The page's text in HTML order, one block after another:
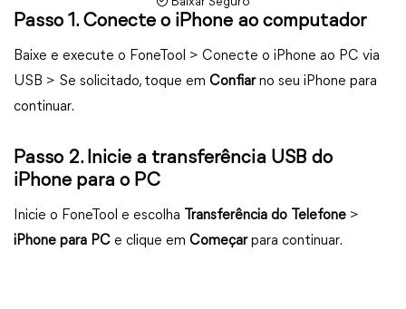
Passo 1. Conecte o iPhone ao computador
Baixe e execute o FoneTool > Conecte o iPhone ao PC via
USB > Se solicitado, toque em Confiarno seu iPhone para
continuar.
Passo 2. Inicie a transferência USB do
iPhone para o PC
Inicie o FoneTool e escolha Transferência do Telefone >
iPhone para PC e clique em Começarpara continuar.